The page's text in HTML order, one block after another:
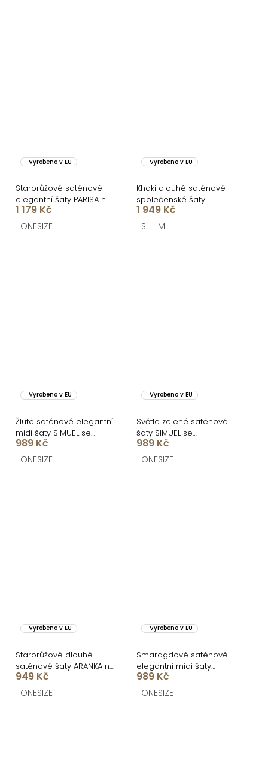
Vyrobeno v EU
Starorůžové saténové
elegantní šaty PARISA na
jedno rameno
1 179 Kč
ONESIZE
Vyrobeno v EU
Khaki dlouhé saténové
společenské šaty
CELLINES
1 949 Kč
S M L
Vyrobeno v EU
Žluté saténové elegantní
midi šaty SIMUEL se
šněrováním
989 Kč
ONESIZE
Vyrobeno v EU
Světle zelené saténové
šaty SIMUEL se
šněrováním
989 Kč
ONESIZE
Vyrobeno v EU
Starorůžové dlouhé
saténové šaty ARANKA na
ramínka
949 Kč
ONESIZE
Vyrobeno v EU
Smaragdové saténové
elegantní midi šaty
SIMUEL se šněrováním
989 Kč
ONESIZE